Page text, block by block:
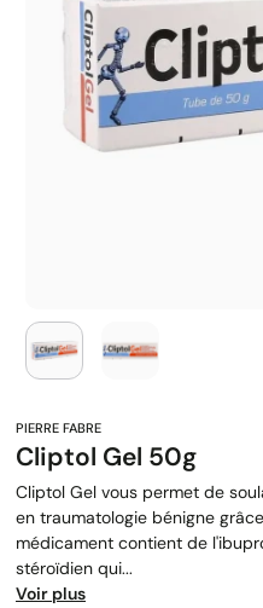
Cliptol Gel 50g
Cliptol Gel vous permet de
en traumatologie bénigne
médicament contient de
stéroïdien qui...
Voir plus